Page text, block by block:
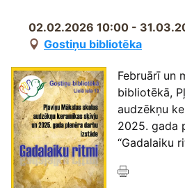
02.02.2026 10:00 -
Gostiņu bibliotēka
Februārī un
bibliotēkā,
audzēkņu
2025. gada
“Gadalaiku